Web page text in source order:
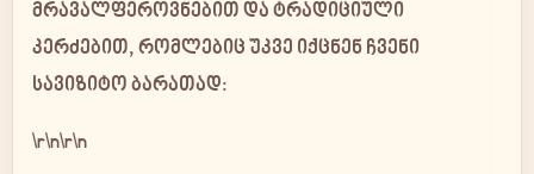
მრავალფეროვნებით და ტრადიციული
კერძებით, რომლებიც უკვე იქცნენ ჩვენი
სავიზიტო ბარათად:
\r\n\r\n